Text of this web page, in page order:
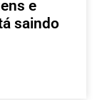
e
saindo